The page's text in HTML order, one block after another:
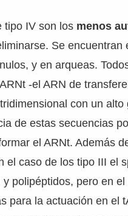
tipo IV son los menos
Se
y en arqueas.
-el ARN de
con un
de estas secuencias
el ARNt. Además
el caso de los tipo III el
y polipéptidos, pero en
para la actuación en el